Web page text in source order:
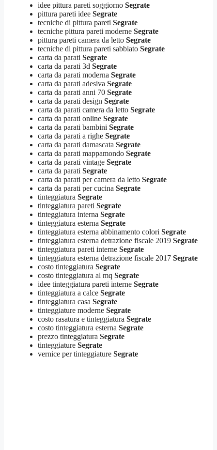
idee pittura pareti soggiorno Segrate
pittura pareti idee Segrate
tecniche di pittura pareti Segrate
tecniche pittura pareti moderne Segrate
pittura pareti camera da letto Segrate
tecniche di pittura pareti sabbiato Segrate
carta da parati Segrate
carta da parati 3d Segrate
carta da parati moderna Segrate
carta da parati adesiva Segrate
carta da parati anni 70 Segrate
carta da parati design Segrate
carta da parati camera da letto Segrate
carta da parati online Segrate
carta da parati bambini Segrate
carta da parati a righe Segrate
carta da parati damascata Segrate
carta da parati mappamondo Segrate
carta da parati vintage Segrate
carta da parati Segrate
carta da parati per camera da letto Segrate
carta da parati per cucina Segrate
tinteggiatura Segrate
tinteggiatura pareti Segrate
tinteggiatura interna Segrate
tinteggiatura esterna Segrate
tinteggiatura esterna abbinamento colori Segrate
tinteggiatura esterna detrazione fiscale 2019 Segrate
tinteggiatura pareti interne Segrate
tinteggiatura esterna detrazione fiscale 2017 Segrate
costo tinteggiatura Segrate
costo tinteggiatura al mq Segrate
idee tinteggiatura pareti interne Segrate
tinteggiatura a calce Segrate
tinteggiatura casa Segrate
tinteggiature moderne Segrate
costo rasatura e tinteggiatura Segrate
costo tinteggiatura esterna Segrate
prezzo tinteggiatura Segrate
tinteggiature Segrate
vernice per tinteggiature Segrate